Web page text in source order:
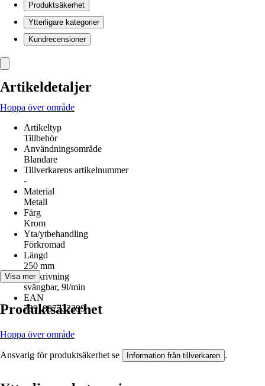
Produktsäkerhet
Ytterligare kategorier
Kundrecensioner
Artikeldetaljer
Hoppa över område
Artikeltyp
Tillbehör
Användningsområde
Blandare
Tillverkarens artikelnummer
-
Material
Metall
Färg
Krom
Yta/ytbehandling
Förkromad
Längd
250 mm
Beskrivning
svängbar, 9l/min
EAN
7391887232299
Visa mer
Produktsäkerhet
Hoppa över område
Ansvarig för produktsäkerhet se Information från tillverkaren .